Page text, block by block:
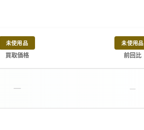
未使用品
買取価格
未使用品
前回比
－ －